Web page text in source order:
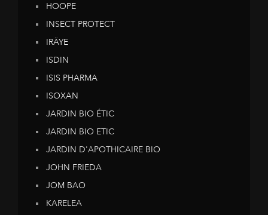
HOOPE
INSECT PROTECT
IRÄYE
ISDIN
ISIS PHARMA
ISOXAN
JARDIN BIO ÉTIC
JARDIN BIO ETIC
JARDIN D'APOTHICAIRE BIO
JOHN FRIEDA
JOM BAO
KARELEA